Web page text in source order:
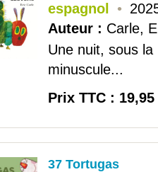
espagnol •
Auteur : Carle,
Une nuit, sous
minuscule...
Prix TTC : 19,95
37 Tortugas